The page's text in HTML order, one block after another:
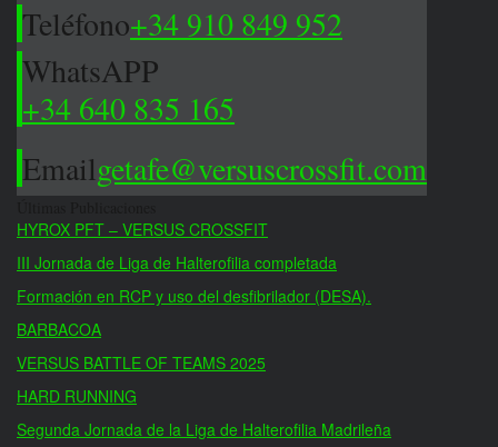
Teléfono+34 910 849 952
WhatsAPP
+34 640 835 165
Emailgetafe@versuscrossfit.com
HYROX PFT – VERSUS CROSSFIT
III Jornada de Liga de Halterofilia completada
Formación en RCP y uso del desfibrilador (DESA).
BARBACOA
VERSUS BATTLE OF TEAMS 2025
HARD RUNNING
Segunda Jornada de la Liga de Halterofilia Madrileña